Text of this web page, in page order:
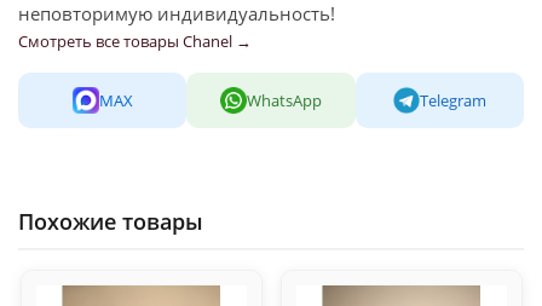
неповторимую индивидуальность!
Смотреть все товары Chanel →
MAX WhatsApp Telegram
Похожие товары